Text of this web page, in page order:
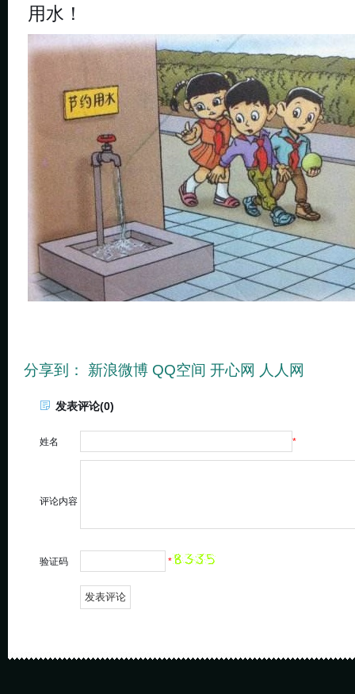
用水！
分享到： 新浪微博 QQ空间 开心网 人人网
发表评论(0)
姓名 *
评论内容
验证码 *